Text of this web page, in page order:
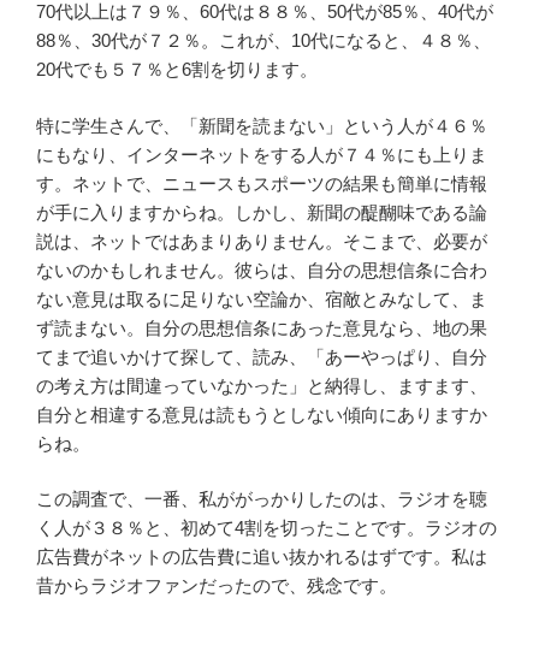
70代以上は７９％、60代は８８％、50代が85％、40代が
88％、30代が７２％。これが、10代になると、４８％、
20代でも５７％と6割を切ります。
特に学生さんで、「新聞を読まない」という人が４６％
にもなり、インターネットをする人が７４％にも上りま
す。ネットで、ニュースもスポーツの結果も簡単に情報
が手に入りますからね。しかし、新聞の醍醐味である論
説は、ネットではあまりありません。そこまで、必要が
ないのかもしれません。彼らは、自分の思想信条に合わ
ない意見は取るに足りない空論か、宿敵とみなして、ま
ず読まない。自分の思想信条にあった意見なら、地の果
てまで追いかけて探して、読み、「あーやっぱり、自分
の考え方は間違っていなかった」と納得し、ますます、
自分と相違する意見は読もうとしない傾向にありますか
らね。
この調査で、一番、私ががっかりしたのは、ラジオを聴
く人が３８％と、初めて4割を切ったことです。ラジオの
広告費がネットの広告費に追い抜かれるはずです。私は
昔からラジオファンだったので、残念です。